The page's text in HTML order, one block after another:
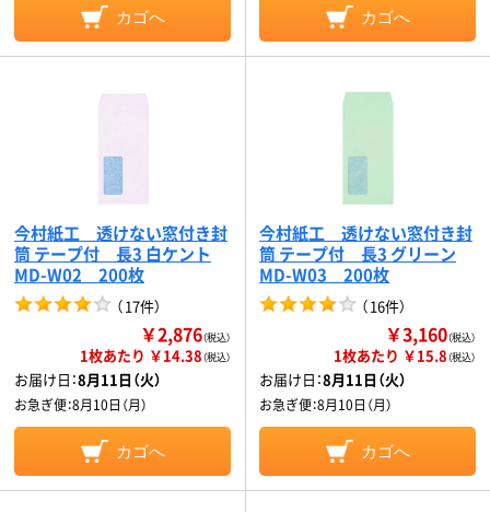
カゴへ カゴへ
今村紙工 透けない窓付き封
筒 テープ付 長3 白ケント
MD-W02 200枚
（17件）
￥2,876（税込）
1枚あたり ￥14.38（税込）
お届け日：8月11日（火）
お急ぎ便：8月10日（月）
カゴへ
今村紙工 透けない窓付き封
筒 テープ付 長3 グリーン
MD-W03 200枚
（16件）
￥3,160（税込）
1枚あたり ￥15.8（税込）
お届け日：8月11日（火）
お急ぎ便：8月10日（月）
カゴへ